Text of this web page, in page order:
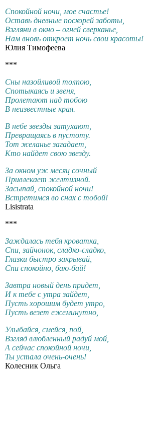
Спокойной ночи, мое счастье!
Оставь дневные поскорей заботы,
Взгляни в окно – огней сверканье,
Нам вновь откроет ночь свои красоты!
Юлия Тимофеева
***
Сны назойливой толпою,
Спотыкаясь и звеня,
Пролетают над тобою
В неизвестные края.
В небе звезды затухают,
Превращаясь в пустоту.
Тот желанье загадает,
Кто найдет свою звезду.
За окном уж месяц сочный
Привлекает желтизной.
Засыпай, спокойной ночи!
Встретимся во снах с тобой!
Lisistrata
***
Заждалась тебя кроватка,
Спи, зайчонок, сладко-сладко,
Глазки быстро закрывай,
Спи спокойно, баю-бай!
Завтра новый день придет,
И к тебе с утра зайдет,
Пусть хорошим будет утро,
Пусть везет ежеминутно,
Улыбайся, смейся, пой,
Взгляд влюбленный радуй мой,
А сейчас спокойной ночи,
Ты устала очень-очень!
Колесник Ольга